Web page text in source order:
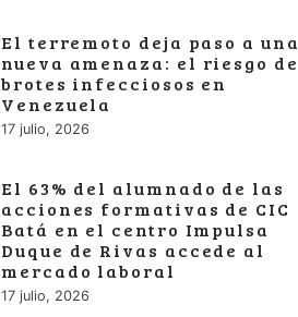
El terremoto deja paso a una
nueva amenaza: el riesgo de
brotes infecciosos en
Venezuela
17 julio, 2026
El 63% del alumnado de las
acciones formativas de CIC
Batá en el centro Impulsa
Duque de Rivas accede al
mercado laboral
17 julio, 2026